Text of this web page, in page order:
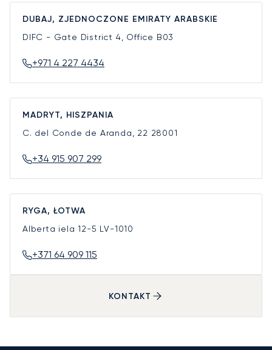
DUBAJ, ZJEDNOCZONE EMIRATY ARABSKIE
DIFC - Gate District 4, Office B03
+971 4 227 4434
MADRYT, HISZPANIA
C. del Conde de Aranda, 22 28001
+34 915 907 299
RYGA, ŁOTWA
Alberta iela 12-5 LV-1010
+371 64 909 115
KONTAKT